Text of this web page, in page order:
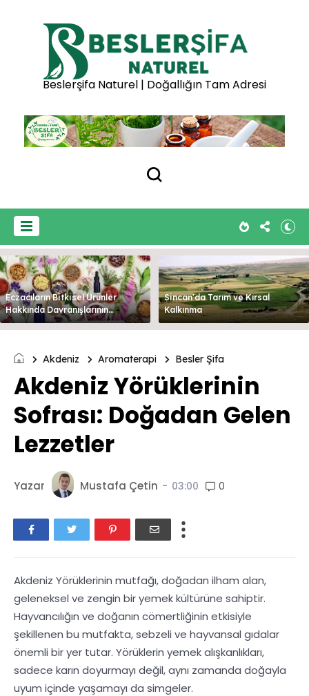
Beslerşifa Naturel | Doğallığın Tam Adresi
Eczacıların Bitkisel Ürünler
Hakkında Davranışlarının
Değerlendirilmesi
Sincan'da Tarım ve Kırsal
Kalkınma
Akdeniz Aromaterapi Besler Şifa
Akdeniz Yörüklerinin
Sofrası: Doğadan Gelen
Lezzetler
Yazar Mustafa Çetin - 03:00 0
Akdeniz Yörüklerinin mutfağı, doğadan ilham alan,
geleneksel ve zengin bir yemek kültürüne sahiptir.
Hayvancılığın ve doğanın cömertliğinin etkisiyle
şekillenen bu mutfakta, sebzeli ve hayvansal gıdalar
önemli bir yer tutar. Yörüklerin yemek alışkanlıkları,
sadece karın doyurmayı değil, aynı zamanda doğayla
uyum içinde yaşamayı da simgeler.